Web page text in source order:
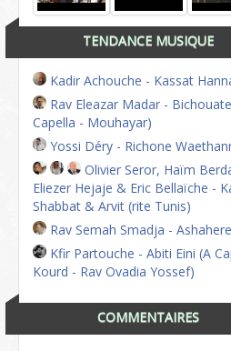
TENDANCE MUSIQUE
Kadir Achouche - Kassat
Rav Eleazar Madar -
Capella - Mouhayar)
Yossi Déry - Richone
Olivier Seror, Haïm
Eliezer Hejaje & Eric Bellaïche -
Shabbat & Arvit (rite Tunis)
Rav Semah Smadja -
Kfir Partouche - Abiti Eini (A
Kourd - Rav Ovadia Yossef)
COMMENTAIRES